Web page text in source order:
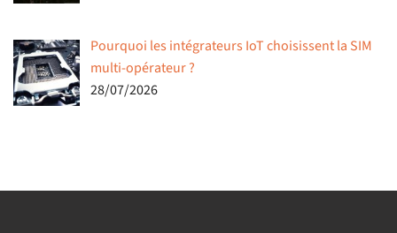
Pourquoi les intégrateurs IoT choisissent la SIM
multi-opérateur ?
28/07/2026